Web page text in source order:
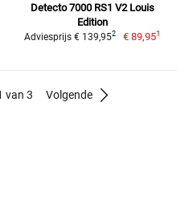
Detecto 7000 RS1 V2 Louis
Edition
Adviesprijs € 139,952 € 89,951
van 3 Volgende